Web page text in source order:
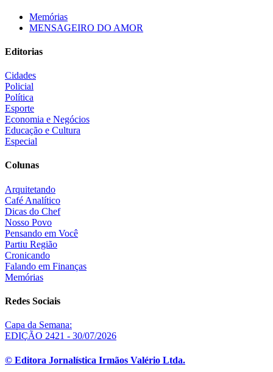
Memórias
MENSAGEIRO DO AMOR
Editorias
Cidades
Policial
Política
Esporte
Economia e Negócios
Educação e Cultura
Especial
Colunas
Arquitetando
Café Analítico
Dicas do Chef
Nosso Povo
Pensando em Você
Partiu Região
Cronicando
Falando em Finanças
Memórias
Redes Sociais
Capa da Semana:
EDIÇÃO 2421 - 30/07/2026
© Editora Jornalística Irmãos Valério Ltda.